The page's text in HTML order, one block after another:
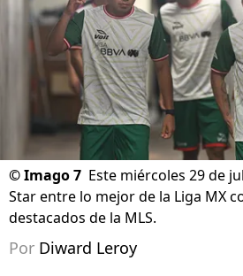
©Imago 7 Este miércoles 29 de
Star entre lo mejor de la Liga MX
destacados de la MLS.
Por Diward Leroy